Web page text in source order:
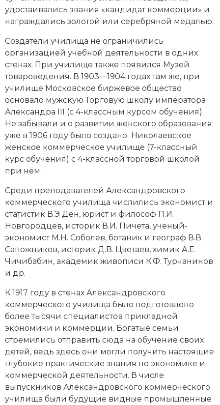
удостаивались звания «кандидат коммерции» и
награждались золотой или серебряной медалью.
Создатели училища не ограничились
организацией учебной деятельности в одних
стенах. При училище также появился Музей
товароведения. В 1903—1904 годах там же, при
училище Московское биржевое общество
основало мужскую Торговую школу императора
Александра III (с 4-классным курсом обучения).
Не забывали и о развитии женского образования:
уже в 1906 году было создано Николаевское
женское коммерческое училище (7-классный
курс обучения) с 4-классной торговой школой
при нём.
Среди преподавателей Александровского
коммерческого училища числились экономист и
статистик В.Э Ден, юрист и философ П.И.
Новгородцев, историк В.И. Пичета, ученый-
экономист М.Н. Соболев, ботаник и географ В.В.
Сапожников, историк Д.В. Цветаев, химик А.Е.
Чичибабин, академик живописи К.Ф. Турчанинов
и др.
К 1917 году в стенах Александровского
коммерческого училища было подготовлено
более тысячи специалистов прикладной
экономики и коммерции. Богатые семьи
стремились отправить сюда на обучение своих
детей, ведь здесь они могли получить настоящие
глубокие практические знания по экономике и
коммерческой деятельности. В числе
выпускников Александровского коммерческого
училища были будущие видные промышленные